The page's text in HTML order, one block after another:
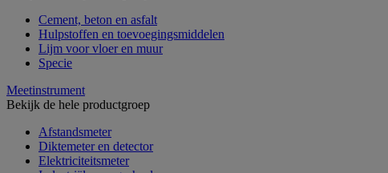
Cement, beton en asfalt
Hulpstoffen en toevoegingsmiddelen
Lijm voor vloer en muur
Specie
Meetinstrument
Bekijk de hele productgroep
Afstandsmeter
Diktemeter en detector
Elektriciteitsmeter